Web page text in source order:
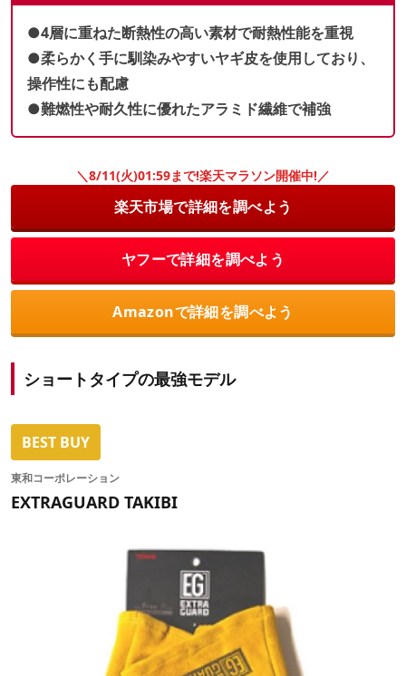
●4層に重ねた断熱性の高い素材で耐熱性能を重視
●柔らかく手に馴染みやすいヤギ皮を使用しており、
操作性にも配慮
●難燃性や耐久性に優れたアラミド繊維で補強
＼8/11(火)01:59まで!楽天マラソン開催中!／
楽天市場で詳細を調べよう
ヤフーで詳細を調べよう
Amazonで詳細を調べよう
ショートタイプの最強モデル
BEST BUY
東和コーポレーション
EXTRAGUARD TAKIBI